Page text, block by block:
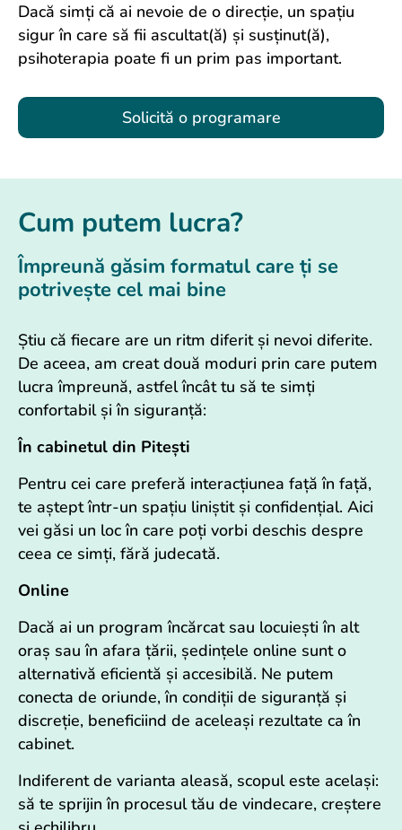
Dacă simți că ai nevoie de o direcție, un spațiu
sigur în care să fii ascultat(ă) și susținut(ă),
psihoterapia poate fi un prim pas important.
Solicită o programare
Cum putem lucra?
Împreună găsim formatul care ți se
potrivește cel mai bine
Știu că fiecare are un ritm diferit și nevoi diferite.
De aceea, am creat două moduri prin care putem
lucra împreună, astfel încât tu să te simți
confortabil și în siguranță:
În cabinetul din Pitești
Pentru cei care preferă interacțiunea față în față,
te aștept într-un spațiu liniștit și confidențial. Aici
vei găsi un loc în care poți vorbi deschis despre
ceea ce simți, fără judecată.
Online
Dacă ai un program încărcat sau locuiești în alt
oraș sau în afara țării, ședințele online sunt o
alternativă eficientă și accesibilă. Ne putem
conecta de oriunde, în condiții de siguranță și
discreție, beneficiind de aceleași rezultate ca în
cabinet.
Indiferent de varianta aleasă, scopul este același:
să te sprijin în procesul tău de vindecare, creștere